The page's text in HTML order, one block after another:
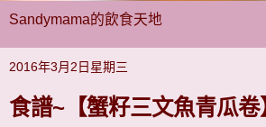
Sandymama的飲食天地
2016年3月2日星期三
食譜~【蟹籽三文魚青瓜卷